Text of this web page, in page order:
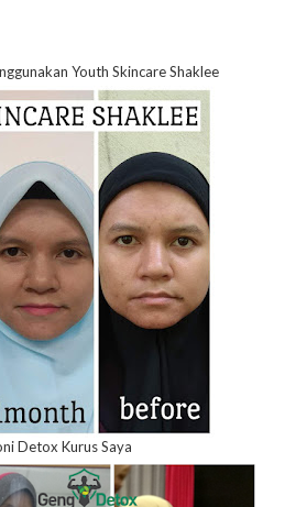
Youth Skincare Shaklee
Detox Kurus Saya